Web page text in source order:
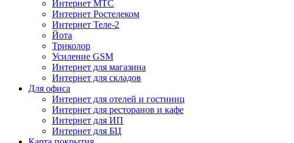
Интернет МТС
Интернет Ростелеком
Интернет Теле-2
Йота
Триколор
Усиление GSM
Интернет для магазина
Интернет для складов
Для офиса
Интернет для отелей и гостиниц
Интернет для ресторанов и кафе
Интернет для ИП
Интернет для БЦ